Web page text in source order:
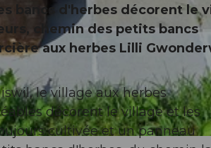
bancs d'herbes décorent le
chemin des petits bancs
aux herbes Lilli
le village aux herbes
décorent le village et les
cultivée et un panneau